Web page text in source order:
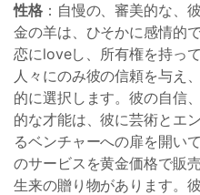
性格：自慢の、審美的な、
金の羊は、ひそかに感情的
恋にloveし、所有権を持っ
人々にのみ彼の信頼を与え
的に選択します。彼の自信
的な才能は、彼に芸術とエ
るベンチャーへの扉を開い
のサービスを黄金価格で販
生来の贈り物があります。